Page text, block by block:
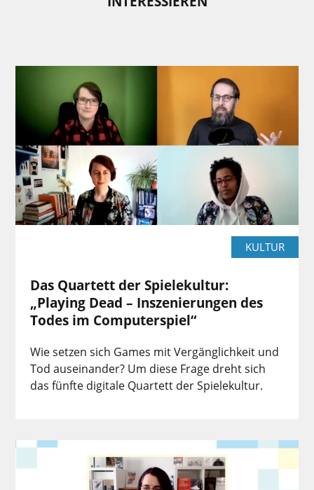
KULTUR
Das Quartett der Spielekultur:
„Playing Dead – Inszenierungen des
Todes im Computerspiel“
Wie setzen sich Games mit Vergänglichkeit und
Tod auseinander? Um diese Frage dreht sich
das fünfte digitale Quartett der Spielekultur.